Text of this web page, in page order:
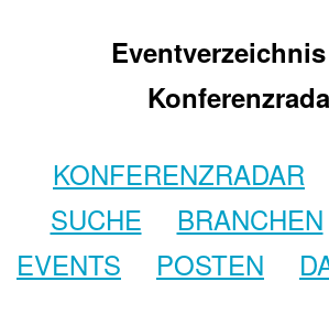
KONFERENZRADAR
SUCHE
BRANCHEN
EVENTS
POSTEN